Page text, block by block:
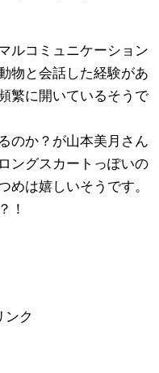
ルコミュニケーション
物と会話した経験があ
繁に開いているそうで
のか？が山本美月さん
ングスカートっぽいの
めは嬉しいそうです。
！
ンク